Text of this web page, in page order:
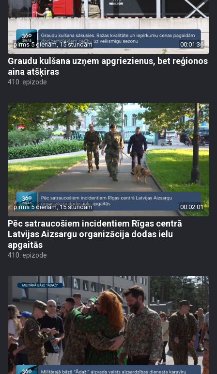
pirms 5 dienām, 15 stundām 00:01:36
Graudu kulšana uzņem apgriezienus, bet reģionos
aina atšķiras
410. epizode
pirms 5 dienām, 15 stundām 00:02:01
Pēc satraucošiem incidentiem Rīgas centrā
Latvijas Aizsargu organizācija dodas ielu
apgaitās
410. epizode